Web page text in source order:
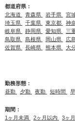
都道府県：
北海道
青森県 岩手県 宮
埼玉県
千葉県 東京都 神
岐阜県
静岡県 愛知県 三
鳥取県
島根県 岡山県 広
佐賀県
長崎県 熊本県 大
勤務形態：
昼勤
夕勤 夜勤 短時間
期間：
1ヶ月未満
2ヶ月以内 3ヶ